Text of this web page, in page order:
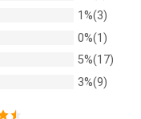
1%(3)
0%(1)
5%(17)
3%(9)